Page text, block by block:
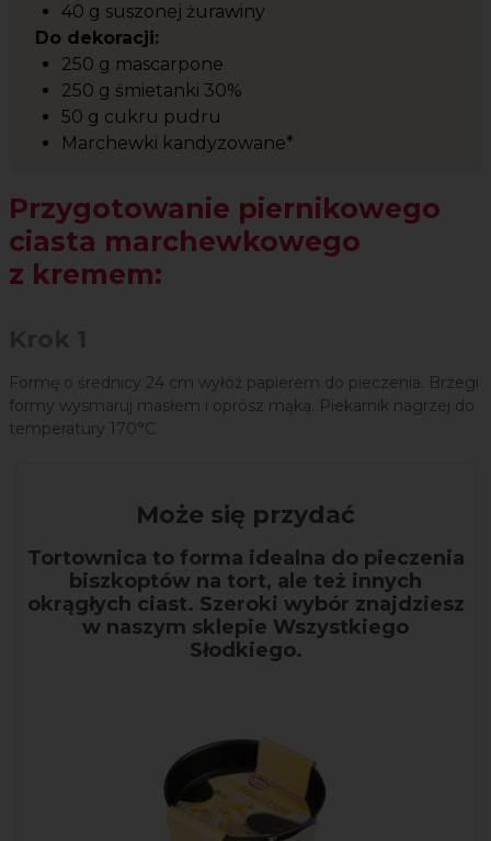
40 g suszonej żurawiny
Do dekoracji:
250 g mascarpone
250 g śmietanki 30%
50 g cukru pudru
Marchewki kandyzowane*
Przygotowanie piernikowego
ciasta marchewkowego
z kremem:
Formę o średnicy 24 cm wyłóż papierem do pieczenia. Brzegi
formy wysmaruj masłem i oprósz mąką. Piekarnik nagrzej do
temperatury 170°C.
Może się przydać
Tortownica to forma idealna do pieczenia
biszkoptów na tort, ale też innych
okrągłych ciast. Szeroki wybór znajdziesz
w naszym sklepie Wszystkiego
Słodkiego.